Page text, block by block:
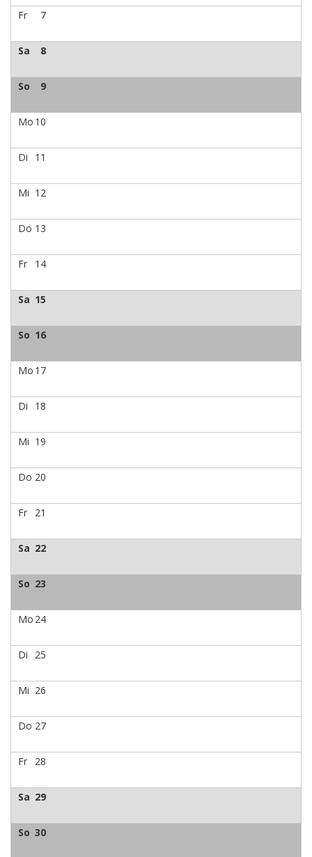
Fr 7
Sa 8
So 9
Mo 10
Di 11
Mi 12
Do 13
Fr 14
Sa 15
So 16
Mo 17
Di 18
Mi 19
Do 20
Fr 21
Sa 22
So 23
Mo 24
Di 25
Mi 26
Do 27
Fr 28
Sa 29
So 30